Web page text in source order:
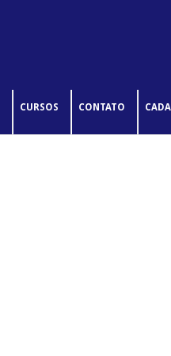
CURSOS CONTATO